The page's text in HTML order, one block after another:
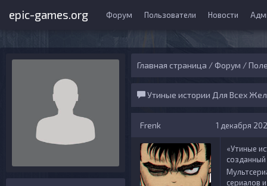
epic-games.org Форум Пользователи Новости
Главная страница /Форум /
Утиные истории Для Всех
Frenk 1 декабря
«Утиные
созданный
сериалов